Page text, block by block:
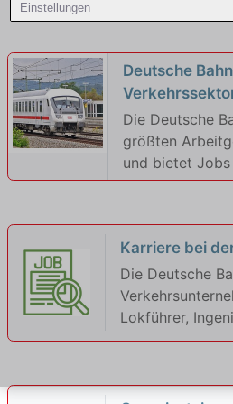
Einstellungen
Deutsche
Die Deutsche
größten
und bietet Jobs
Bereichen. Ob
Kundenservice
bieten sichere
Tarifverträgen,
Karriere bei
Die Deutsche
Lokführer,
und IT-